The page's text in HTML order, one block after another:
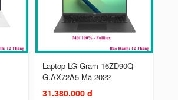
Laptop LG Gram 16ZD90Q-
G.AX72A5 Mã 2022
31.380.000 đ